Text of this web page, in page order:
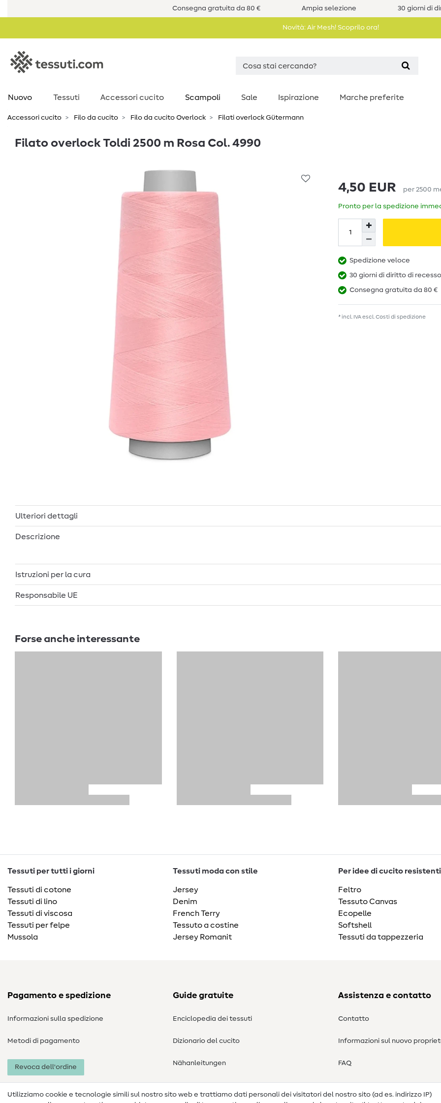
Consegna gratuita da 80 € Ampia selezione 30 giorni di
Novità: Air Mesh! Scoprilo ora!
Nuovo Tessuti Accessori cucito Scampoli Sale Ispirazione Marche preferite
Accessori cucito Filo da cucito Filo da cucito Overlock Filati overlock Gütermann
Filato overlock Toldi 2500 m Rosa Col. 4990
4,50 EUR per 2500
Pronto per la spedizione
Spedizione veloce
30 giorni di diritto di recesso
Consegna gratuita da 80 €
* incl. IVA escl. Costi di spedizione
Ulteriori dettagli
Descrizione
Istruzioni per la cura
Responsabile UE
Forse anche interessante
Tessuti per tutti i giorni
Tessuti di cotone
Tessuti di lino
Tessuti di viscosa
Tessuti per felpe
Mussola
Tessuti moda con stile
Jersey
Denim
French Terry
Tessuto a costine
Jersey Romanit
Per idee di cucito resistenti
Feltro
Tessuto Canvas
Ecopelle
Softshell
Tessuti da tappezzeria
Pagamento e spedizione
Informazioni sulla spedizione
Metodi di pagamento
Revoca dell'ordine
Guide gratuite
Enciclopedia dei tessuti
Dizionario del cucito
Nähanleitungen
Assistenza e contatto
Contatto
Informazioni sul nuovo
FAQ
Utilizziamo cookie e tecnologie simili sul nostro sito web e trattiamo dati personali dei visitatori del nostro sito (ad es. indirizzo IP)